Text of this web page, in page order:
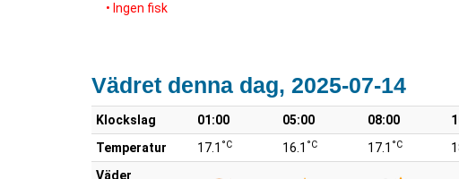
• Ingen fisk
Vädret denna dag, 2025-07-14
Klockslag 01:00 05:00 08:00
Temperatur
17.1 °C 16.1 °C 17.1 °C
Väder